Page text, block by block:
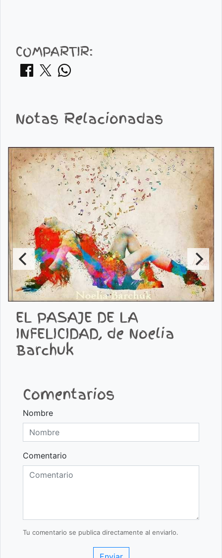
COMPARTIR:
Notas Relacionadas
EL PASAJE DE LA
INFELICIDAD, de Noelia
Barchuk
Comentarios
Nombre
Comentario
Tu comentario se publica directamente al enviarlo.